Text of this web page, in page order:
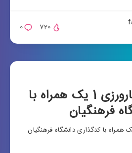
0 720
نمونه گزارش کارورزی 1 یک همراه با
فرهنگیان